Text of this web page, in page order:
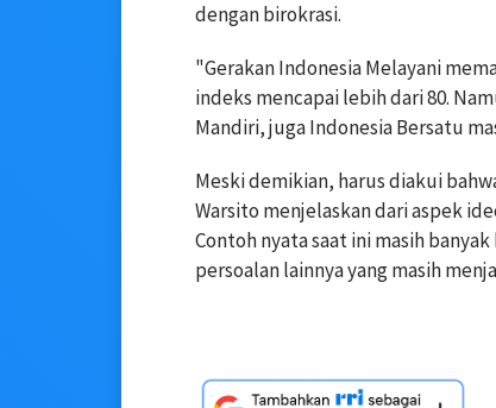
dengan birokrasi.
"Gerakan Indonesia Melayani
indeks mencapai lebih dari 80.
Mandiri, juga Indonesia Bersatu
Meski demikian, harus diakui
Warsito menjelaskan dari aspek
Contoh nyata saat ini masih
persoalan lainnya yang masih